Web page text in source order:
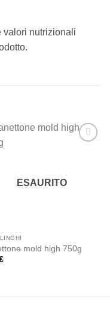
valori nutrizionali
ESAURITO
mold high 750g